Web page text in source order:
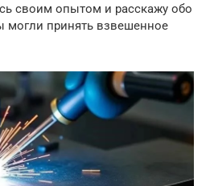
своим опытом и расскажу обо
могли принять взвешенное